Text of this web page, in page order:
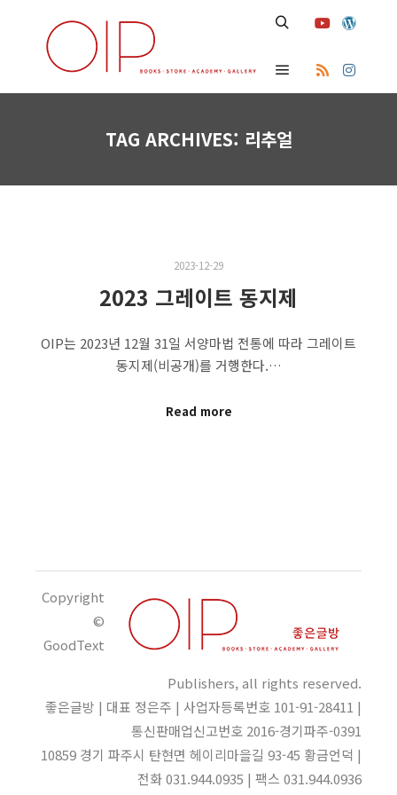
Main menu
TAG ARCHIVES: 리추얼
2023-12-29
2023 그레이트 동지제
OIP는 2023년 12월 31일 서양마법 전통에 따라 그레이트
동지제(비공개)를 거행한다.…
Read more
Copyright
©
GoodText
Publishers, all rights reserved.
좋은글방 | 대표 정은주 | 사업자등록번호 101-91-28411 |
통신판매업신고번호 2016-경기파주-0391
10859 경기 파주시 탄현면 헤이리마을길 93-45 황금언덕 |
전화 031.944.0935 | 팩스 031.944.0936